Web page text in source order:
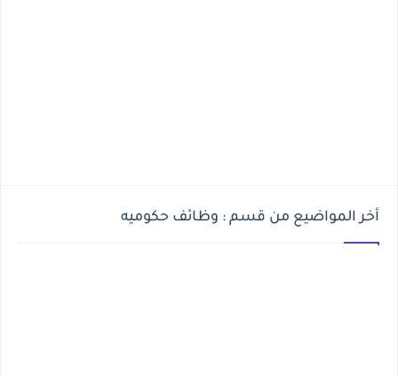
أخر المواضيع من قسم : وظائف حكوميه